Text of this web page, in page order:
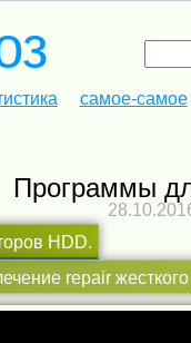
самое-самое
Программы
HDD.